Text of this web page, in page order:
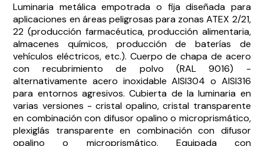
Luminaria metálica empotrada o fija diseñada para
aplicaciones en áreas peligrosas para zonas ATEX 2/21,
22 (producción farmacéutica, producción alimentaria,
almacenes químicos, producción de baterías de
vehículos eléctricos, etc.). Cuerpo de chapa de acero
con recubrimiento de polvo (RAL 9016) -
alternativamente acero inoxidable AISI304 o AISI316
para entornos agresivos. Cubierta de la luminaria en
varias versiones - cristal opalino, cristal transparente
en combinación con difusor opalino o microprismático,
plexiglás transparente en combinación con difusor
opalino o microprismático. Equipada con